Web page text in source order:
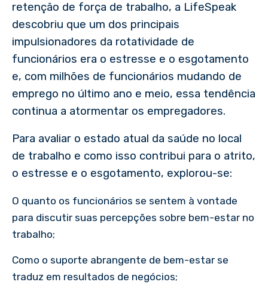
retenção de força de trabalho, a LifeSpeak
descobriu que um dos principais
impulsionadores da rotatividade de
funcionários era o estresse e o esgotamento
e, com milhões de funcionários mudando de
emprego no último ano e meio, essa tendência
continua a atormentar os empregadores.
Para avaliar o estado atual da saúde no local
de trabalho e como isso contribui para o atrito,
o estresse e o esgotamento, explorou-se:
O quanto os funcionários se sentem à vontade
para discutir suas percepções sobre bem-estar no
trabalho;
Como o suporte abrangente de bem-estar se
traduz em resultados de negócios;